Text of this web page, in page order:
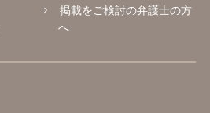
掲載をご検討の弁護士の方
へ